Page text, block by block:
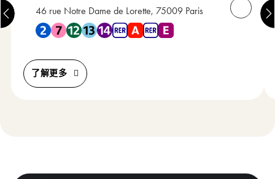
46 rue Notre Dame de Lorette, 75009 Paris
靠近 地铁 2 , 地铁 7 , 地铁 12 , 地铁 13 , 地铁 14 , RER A ,
请致
了解更多